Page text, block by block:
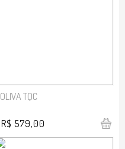
OLIVA TQC
R$ 579,00